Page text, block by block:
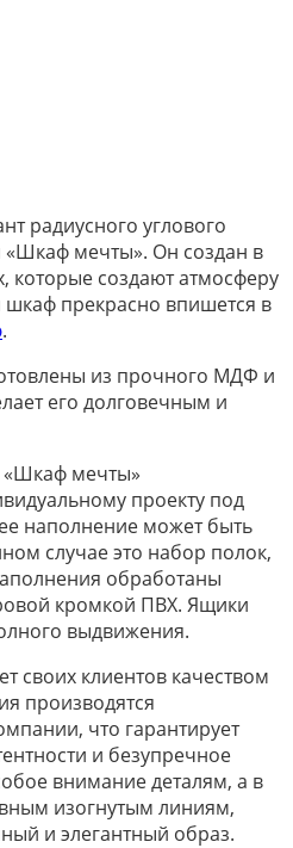
радиусного углового
мечты». Он создан в
которые создают атмосферу
прекрасно впишется в
.
из прочного МДФ и
его долговечным и
«Шкаф мечты»
проекту под
наполнение может быть
случае это набор полок,
обработаны
кромкой ПВХ. Ящики
выдвижения.
своих клиентов качеством
производятся
что гарантирует
и безупречное
внимание деталям, а в
изогнутым линиям,
и элегантный образ.